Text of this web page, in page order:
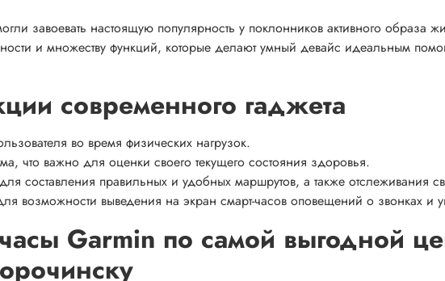
завоевать настоящую популярность у поклонников активного образа
и множеству функций, которые делают умный девайс идеальным
современного гаджета
во время физических нагрузок.
что важно для оценки своего текущего состояния здоровья.
составления правильных и удобных маршрутов, а также отслеживания
возможности выведения на экран смарт-часов оповещений о звонках и
часы Garmin по самой выгодной